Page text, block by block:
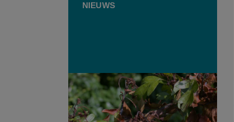
NIEUWS
Limburg versterkt lokale
besturen in strijd tegen
bacterievuur